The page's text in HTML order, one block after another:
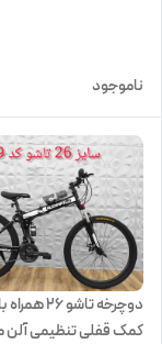
ناموجود
دوچرخه تاشو
کمک قفلی تنظیمی